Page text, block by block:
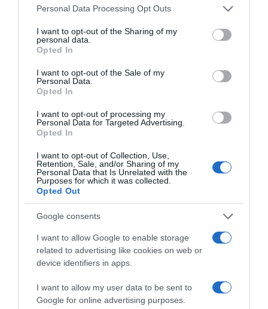
Please note that this website/app uses one or more Google
not limited to your visit or usage behaviour. You may click to
grant or deny consent to Google and its third-party tags to
use your data for below specified purposes in below Google
consent section.
Personal Data Processing Opt Outs
I want to opt-out of the Sharing of my
personal data.
Opted In
I want to opt-out of the Sale of my
Personal Data.
Opted In
I want to opt-out of processing my
Personal Data for Targeted Advertising.
Opted In
I want to opt-out of Collection, Use,
Retention, Sale, and/or Sharing of my
Personal Data that Is Unrelated with the
Purposes for which it was collected.
Opted Out
Google consents
I want to allow Google to enable storage
related to advertising like cookies on web or
device identifiers in apps.
I want to allow my user data to be sent to
Google for online advertising purposes.
Mivel inkább befelé fordulnak, ezért pontosan ismerik a
saját énjüket, tudják, mit akarnak, és tisztában vannak az
7. Megfigyelés útján gyűjtenek tapasztalatokat
Míg az extrovertáltak inkább fejest ugranak a
kalandokba, és a bőrükön tapasztalnak meg mindent,
valami újat próbálnak ki, azt mindig félrevonultan teszik,
közönség nélkül.
Ez is érdekelhet! -6 személyiségtípus, akiktől
menekülnöd kell a párkapcsolatban
Megosztás: Facebook Twitter
Címkék: személyiség,személyiségtípus
introvertált, pszichológia